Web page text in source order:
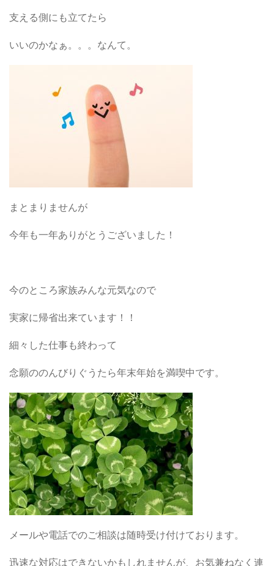
支える側にも立てたら
いいのかなぁ。。。なんて。
まとまりませんが
今年も一年ありがとうございました！
今のところ家族みんな元気なので
実家に帰省出来ています！！
細々した仕事も終わって
念願ののんびりぐうたら年末年始を満喫中です。
メールや電話でのご相談は随時受け付けております。
迅速な対応はできないかもしれませんが、お気兼ねなく連